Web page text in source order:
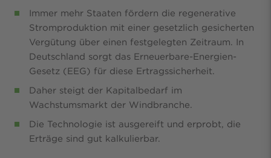
Immer mehr Staaten fördern die regenerative
Stromproduktion mit einer gesetzlich gesicherten
Vergütung über einen festgelegten Zeitraum. In
Deutschland sorgt das Erneuerbare-Energien-
Gesetz (EEG) für diese Ertragssicherheit.
Daher steigt der Kapitalbedarf im
Wachstumsmarkt der Windbranche.
Die Technologie ist ausgereift und erprobt, die
Erträge sind gut kalkulierbar.